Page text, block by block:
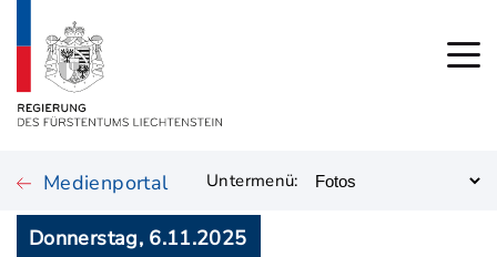
Medienportal Untermenü:
Donnerstag, 6.11.2025